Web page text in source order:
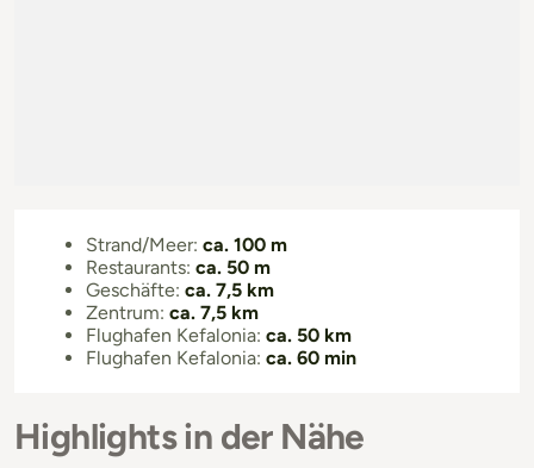
Strand/Meer: ca. 100 m
Restaurants: ca. 50 m
Geschäfte: ca. 7,5 km
Zentrum: ca. 7,5 km
Flughafen Kefalonia: ca. 50 km
Flughafen Kefalonia: ca. 60 min
Highlights in der Nähe